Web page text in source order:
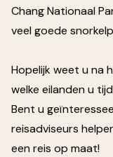
Chang Nationaal
veel goede
Hopelijk weet u na
welke eilanden u
Bent u
reisadviseurs
een reis op maat!